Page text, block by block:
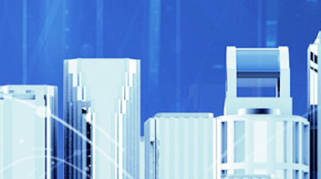
直属企业
LY.COM 发展历程
联系我们